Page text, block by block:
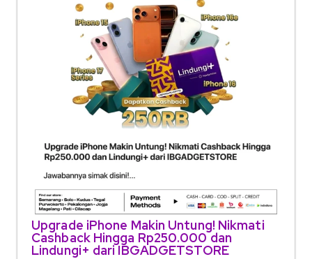
Upgrade iPhone Makin Untung! Nikmati
Cashback Hingga Rp250.000 dan
Lindungi+ dari IBGADGETSTORE